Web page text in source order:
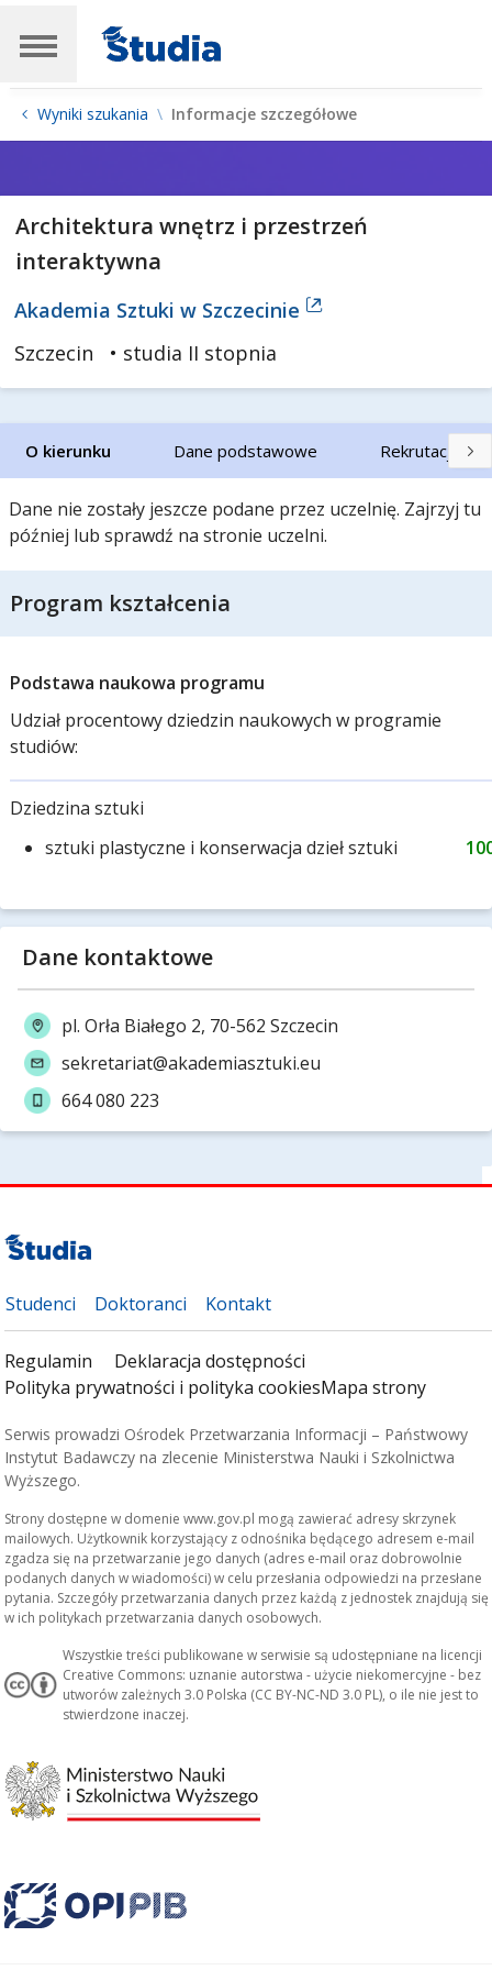
Wyniki szukania Informacje szczegółowe
Architektura wnętrz i przestrzeń
interaktywna
Akademia Sztuki w Szczecinie
Szczecin
• studia II stopnia
O kierunku Dane podstawowe Rekrutacja
Dane nie zostały jeszcze podane przez uczelnię. Zajrzyj tu
później lub sprawdź na stronie uczelni.
Program kształcenia
Podstawa naukowa programu
Udział procentowy dziedzin naukowych w programie
studiów:
Dziedzina sztuki
sztuki plastyczne i konserwacja dzieł sztuki
Dane kontaktowe
pl. Orła Białego 2, 70-562 Szczecin
sekretariat@akademiasztuki.eu
664 080 223
Studenci Doktoranci Kontakt
Regulamin
Deklaracja dostępności
Polityka prywatności i polityka cookiesMapa strony
Serwis prowadzi Ośrodek Przetwarzania Informacji – Państwowy
Instytut Badawczy na zlecenie Ministerstwa Nauki i Szkolnictwa
Wyższego.
Strony dostępne w domenie www.gov.pl mogą zawierać adresy skrzynek
mailowych. Użytkownik korzystający z odnośnika będącego adresem e-mail
zgadza się na przetwarzanie jego danych (adres e-mail oraz dobrowolnie
podanych danych w wiadomości) w celu przesłania odpowiedzi na przesłane
pytania. Szczegóły przetwarzania danych przez każdą z jednostek znajdują się
w ich politykach przetwarzania danych osobowych.
Wszystkie treści publikowane w serwisie są udostępniane na licencji
Creative Commons: uznanie autorstwa - użycie niekomercyjne - bez
utworów zależnych 3.0 Polska (CC BY-NC-ND 3.0 PL), o ile nie jest to
stwierdzone inaczej.